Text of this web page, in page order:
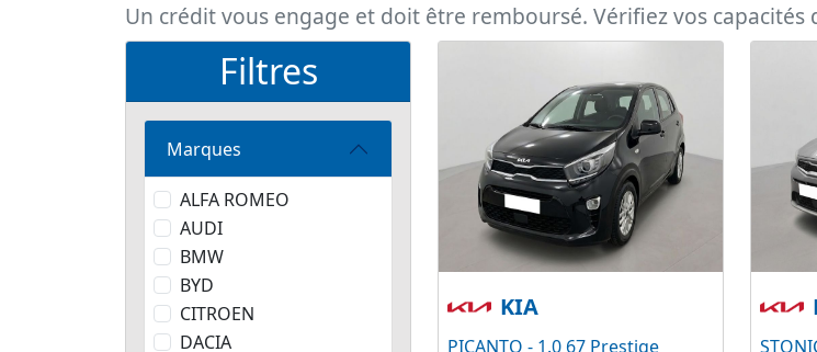
Un crédit vous engage et doit être remboursé. Vérifiez vos
Filtres
Marques
ALFA ROMEO
AUDI
BMW
BYD
CITROEN
DACIA
KIA
PICANTO - 1.0 67 Prestige